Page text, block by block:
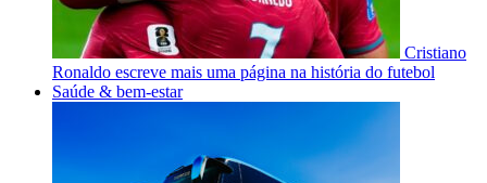
Cristiano
Ronaldo escreve mais uma página na história do futebol
Saúde & bem-estar